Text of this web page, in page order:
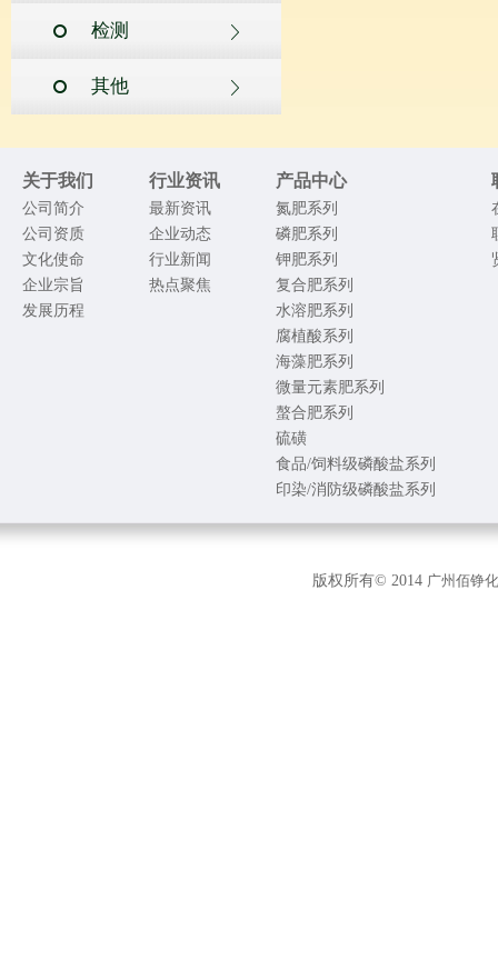
检测
其他
关于我们
公司简介
公司资质
文化使命
企业宗旨
发展历程
行业资讯
最新资讯
企业动态
行业新闻
热点聚焦
产品中心
氮肥系列
磷肥系列
钾肥系列
复合肥系列
水溶肥系列
腐植酸系列
海藻肥系列
微量元素肥系列
螯合肥系列
硫磺
食品/饲料级磷酸盐系列
印染/消防级磷酸盐系列
版权所有© 2014 广州佰铮